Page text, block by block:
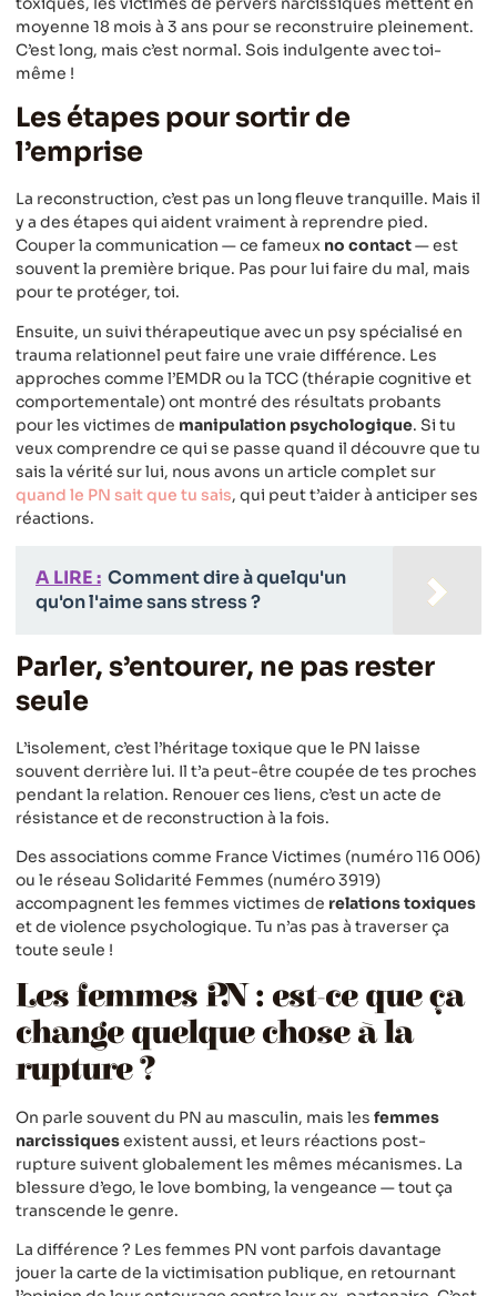
moyenne 18 mois à 3 ans pour se reconstruire pleinement.
C’est long, mais c’est normal. Sois indulgente avec toi-
même !
Les étapes pour sortir de
l’emprise
La reconstruction, c’est pas un long fleuve tranquille. Mais il
y a des étapes qui aident vraiment à reprendre pied.
Couper la communication — ce fameux no contact— est
souvent la première brique. Pas pour lui faire du mal, mais
pour te protéger, toi.
Ensuite, un suivi thérapeutique avec un psy spécialisé en
trauma relationnel peut faire une vraie différence. Les
approches comme l’EMDR ou la TCC (thérapie cognitive et
comportementale) ont montré des résultats probants
pour les victimes de manipulation psychologique. Si tu
veux comprendre ce qui se passe quand il découvre que tu
sais la vérité sur lui, nous avons un article complet sur
quand le PN sait que tu sais, qui peut t’aider à anticiper ses
réactions.
A LIRE : Comment dire à quelqu'un
qu'on l'aime sans stress ?
Parler, s’entourer, ne pas rester
seule
L’isolement, c’est l’héritage toxique que le PN laisse
souvent derrière lui. Il t’a peut-être coupée de tes proches
pendant la relation. Renouer ces liens, c’est un acte de
résistance et de reconstruction à la fois.
Des associations comme France Victimes (numéro 116 006)
ou le réseau Solidarité Femmes (numéro 3919)
accompagnent les femmes victimes de relations toxiques
et de violence psychologique. Tu n’as pas à traverser ça
toute seule !
Les femmes PN : est-ce que ça
change quelque chose à la
rupture ?
On parle souvent du PN au masculin, mais les femmes
narcissiquesexistent aussi, et leurs réactions post-
rupture suivent globalement les mêmes mécanismes. La
blessure d’ego, le love bombing, la vengeance — tout ça
transcende le genre.
La différence ? Les femmes PN vont parfois davantage
jouer la carte de la victimisation publique, en retournant